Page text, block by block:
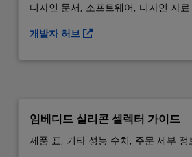
디자인 문서, 소프트웨어, 디자인 자
개발자 허브
임베디드 실리콘 셀렉터 가이드
제품 표, 기타 성능 수치, 주문 세부 정